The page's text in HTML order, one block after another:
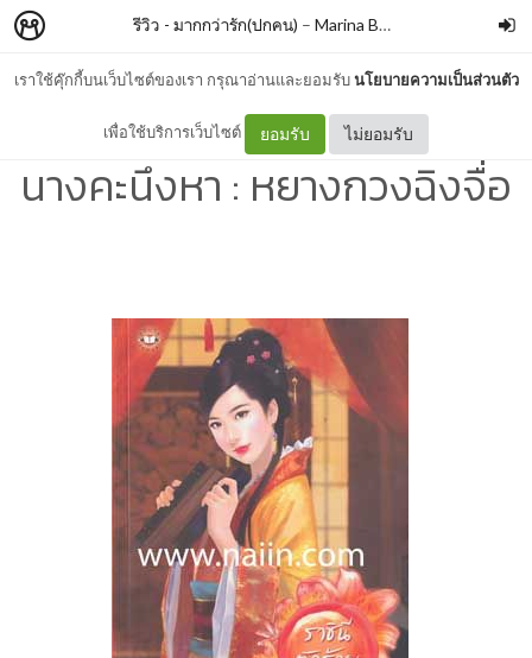
เราใช้คุ๊กกี้บนเว็บไซต์ของเรา กรุณาอ่านและยอมรับนโยบายความเป็นส่วนตัว
เพื่อใช้บริการเว็บไซต์ ยอมรับ ไม่ยอมรับ
รีวิว - มากกว่ารัก(ปกคน) – Marina Book Blog
รีวิว - ราชินีตัวร้าย ชุด จอม
นางคะนึงหา : หยางกวงฉิงจื่อ